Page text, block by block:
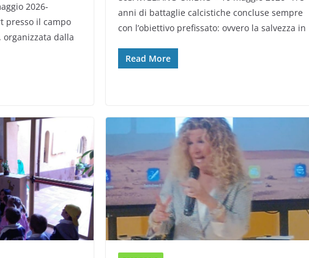
2026-
presso il campo
dalla
anni di battaglie calcistiche concluse sempre
con l’obiettivo prefissato: ovvero la salvezza in
Read More